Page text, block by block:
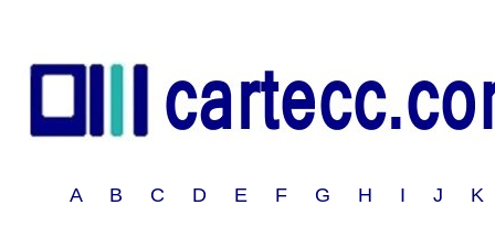
A B C D E F G H I J